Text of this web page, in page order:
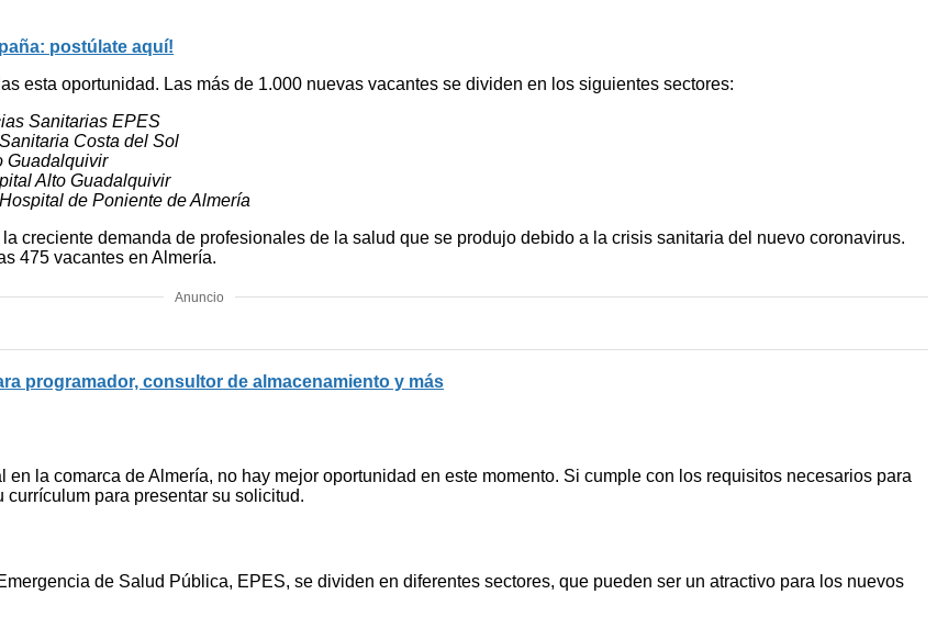
postúlate aquí!
esta oportunidad. Las más de 1.000 nuevas vacantes se dividen en los siguientes sectores:
Sanitarias EPES
Costa del Sol
Guadalquivir
Alto Guadalquivir
de Poniente de Almería
creciente demanda de profesionales de la salud que se produjo debido a la crisis sanitaria del nuevo coronavirus.
475 vacantes en Almería.
Anuncio
programador, consultor de almacenamiento y más
la comarca de Almería, no hay mejor oportunidad en este momento. Si cumple con los requisitos necesarios para
para presentar su solicitud.
de Salud Pública, EPES, se dividen en diferentes sectores, que pueden ser un atractivo para los nuevos